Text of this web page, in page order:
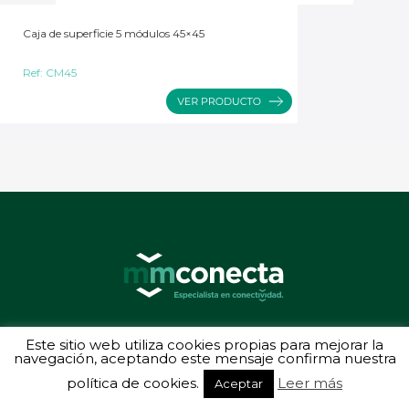
Caja de superficie 5 módulos 45×45
Ref: CM45
© 2026 MMConecta. Camino de Torrejón 14, 28864 Ajalvir (Madrid) - (34) 91
887 40 87 - Todos los derechos reservados
Política de privacidad-Aviso legal
Este sitio web utiliza cookies propias para mejorar la
navegación, aceptando este mensaje confirma nuestra
política de cookies.
Aceptar Leer más